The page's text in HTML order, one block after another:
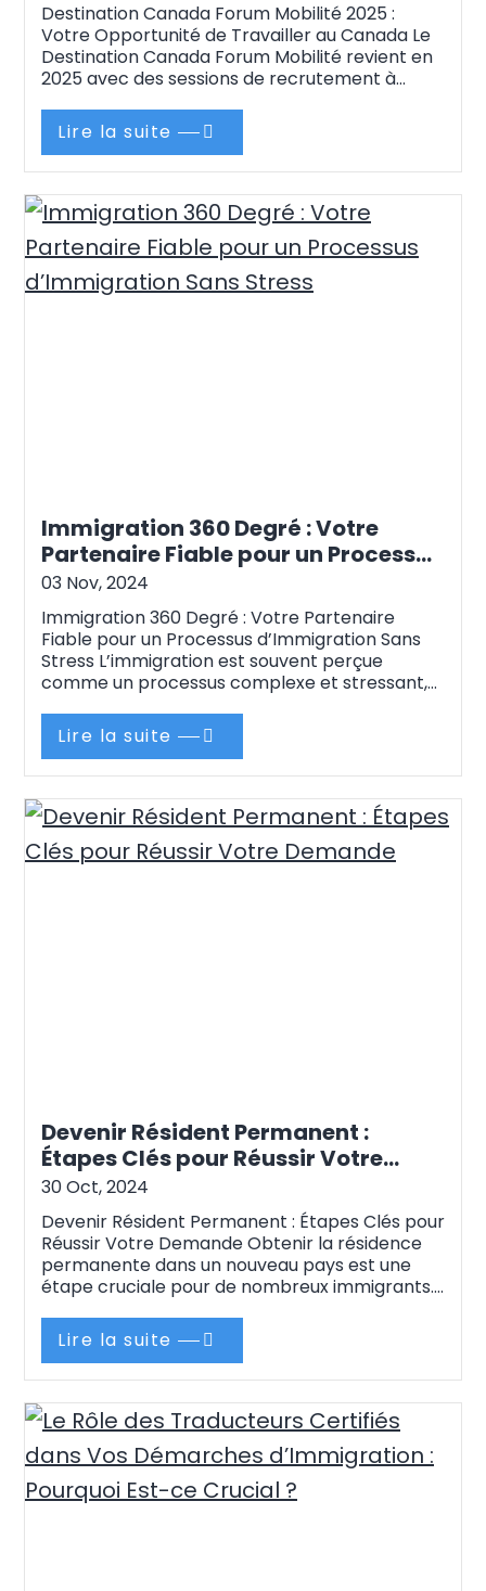
Destination Canada Forum Mobilité 2025 :
Votre Opportunité de Travailler au Canada Le
Destination Canada Forum Mobilité revient en
2025 avec des sessions de recrutement à
mars 2025. Ce forum représente une occasion
en or pour les professionnels camerounais de
décrocher des opportunités…Continue reading
Lire la suite
Immigration 360 Degré : Votre
Partenaire Fiable pour un Processus
d’Immigration Sans Stress
03 Nov, 2024
Immigration 360 Degré : Votre Partenaire
Fiable pour un Processus d’Immigration Sans
Stress L’immigration est souvent perçue
comme un processus complexe et stressant,
administratives, des documents à rassembler
et des incertitudes à surmonter.
Chez Immigration 360 Degré, nous
à vous accompagner à chaque étape de…
Continue reading
Lire la suite
Devenir Résident Permanent :
Étapes Clés pour Réussir Votre
Demande
30 Oct, 2024
Devenir Résident Permanent : Étapes Clés pour
Réussir Votre Demande Obtenir la résidence
permanente dans un nouveau pays est une
étape cruciale pour de nombreux immigrants.
des avantages économiques, et une
intégration réussie dans le pays d’accueil.
Cependant, le processus de demande de
Lire la suite